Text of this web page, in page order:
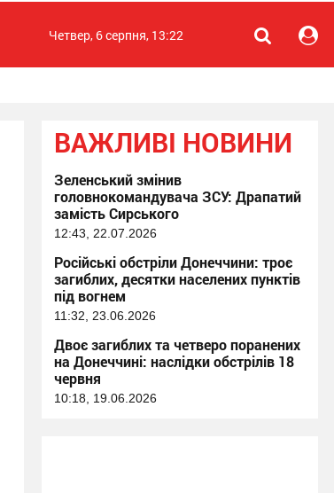
Четвер, 6 серпня, 13:22
ВАЖЛИВІ НОВИНИ
Зеленський змінив
головнокомандувача ЗСУ: Драпатий
замість Сирського
12:43, 22.07.2026
Російські обстріли Донеччини: троє
загиблих, десятки населених пунктів
під вогнем
11:32, 23.06.2026
Двоє загиблих та четверо поранених
на Донеччині: наслідки обстрілів 18
червня
10:18, 19.06.2026